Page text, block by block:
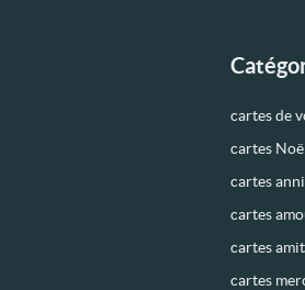
cartes de
cartes
cartes
cartes
cartes
cartes